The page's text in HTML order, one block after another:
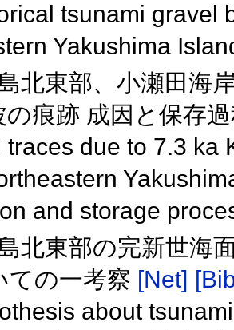
tsunami gravel
Yakushima
北東部、小瀬田海
の痕跡 成因と保存
traces due to 7.3 ka
and storage
北東部の完新世海
ての一考察 [Net]
about